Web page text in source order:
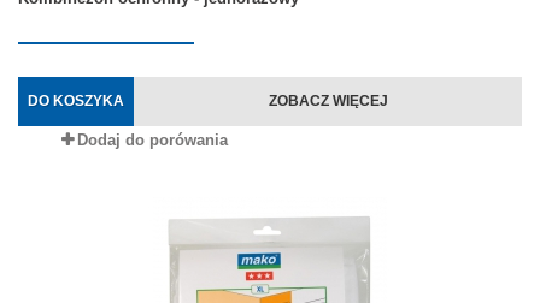
DO KOSZYKA ZOBACZ WIĘCEJ
Dodaj do porówania